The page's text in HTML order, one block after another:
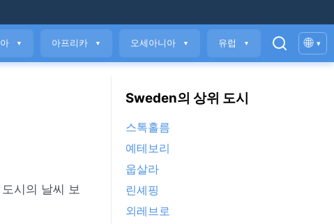
▼ 아프리카 ▼ 오세아니아 ▼ 유럽 ▼ 🌐 ▾
시의 날씨 보
Sweden의 상위 도시
스톡홀름
예테보리
웁살라
린셰핑
외레브로